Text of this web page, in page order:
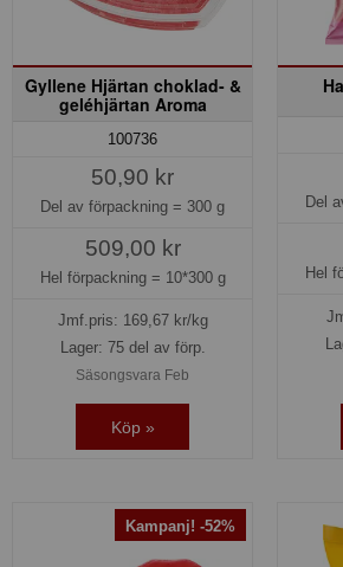
Gyllene Hjärtan choklad- &
geléhjärtan Aroma
100736
50,90 kr
Del av förpackning = 300 g
509,00 kr
Hel förpackning = 10*300 g
Jmf.pris: 169,67kr/kg
Lager: 75 del av förp.
Säsongsvara Feb
Köp »
Del
Hel
Kampanj! -52%